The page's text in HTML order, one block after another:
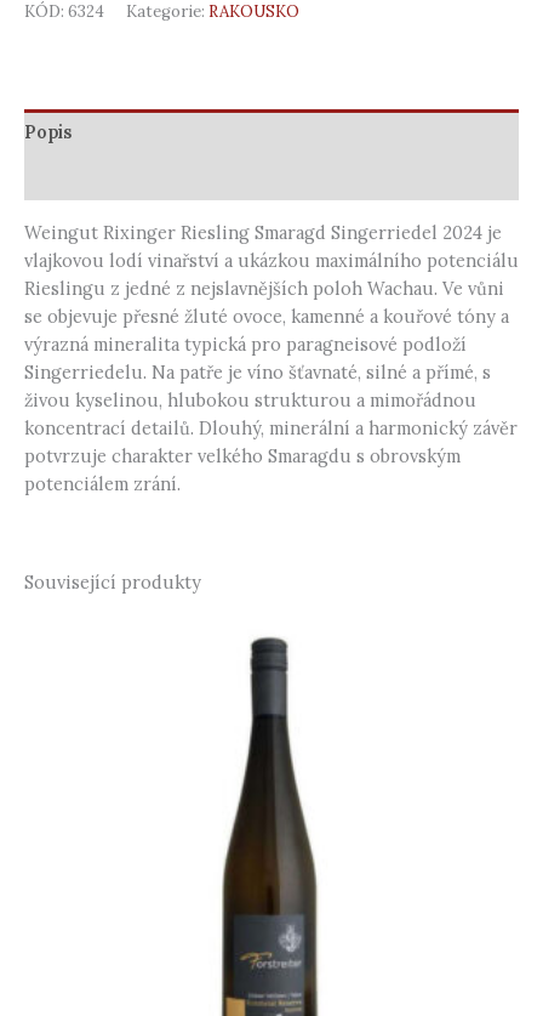
KÓD: 6324 Kategorie: RAKOUSKO
Popis
Weingut Rixinger Riesling Smaragd Singerriedel 2024 je
vlajkovou lodí vinařství a ukázkou maximálního potenciálu
Rieslingu z jedné z nejslavnějších poloh Wachau. Ve vůni
se objevuje přesné žluté ovoce, kamenné a kouřové tóny a
výrazná mineralita typická pro paragneisové podloží
Singerriedelu. Na patře je víno šťavnaté, silné a přímé, s
živou kyselinou, hlubokou strukturou a mimořádnou
koncentrací detailů. Dlouhý, minerální a harmonický závěr
potvrzuje charakter velkého Smaragdu s obrovským
potenciálem zrání.
Související produkty